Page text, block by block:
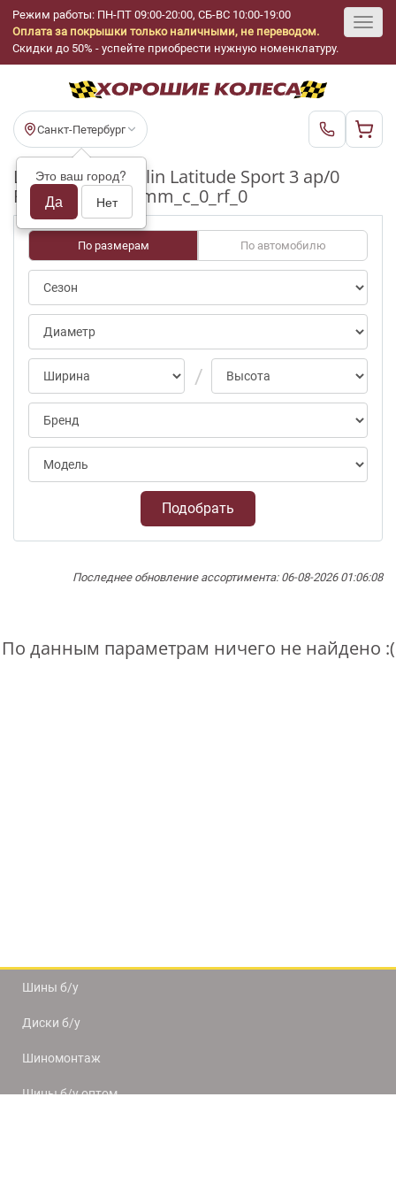
Режим работы: ПН-ПТ 09:00-20:00, СБ-ВС 10:00-19:00
Оплата за покрышки только наличными, не переводом.
Скидки до 50% - успейте приобрести нужную номенклатуру.
Санкт-Петербург
Это ваш город?
Да Нет
Шины бу Michelin Latitude Sport 3 ap/0
R18_235_55_3-4mm_c_0_rf_0
По размерам По автомобилю
Подобрать
Последнее обновление ассортимента: 06-08-2026 01:06:08
По данным параметрам ничего не найдено :(
Шины б/у
Диски б/у
Шиномонтаж
Шины б/у оптом